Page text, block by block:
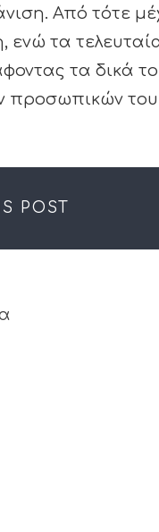
Από τότε
ενώ τα
τα δικά
προσωπικών του
POST